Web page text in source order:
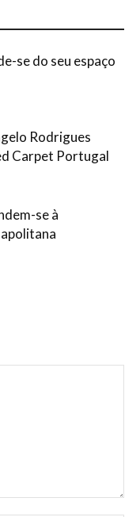
se do seu espaço
Rodrigues
Carpet Portugal
se à